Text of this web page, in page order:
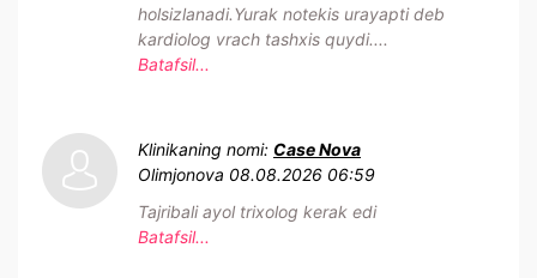
holsizlanadi.Yurak notekis urayapti deb
kardiolog vrach tashxis quydi....
Batafsil...
Klinikaning nomi: Case Nova
Olimjonova 08.08.2026 06:59
Tajribali ayol trixolog kerak edi
Batafsil...